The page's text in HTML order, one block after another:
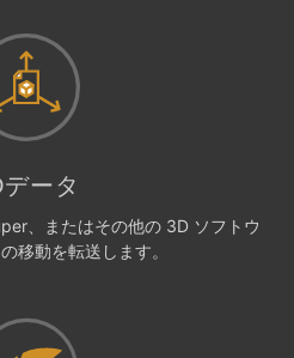
ータ
、またはその他の 3D ソフトウ
移動を転送します。